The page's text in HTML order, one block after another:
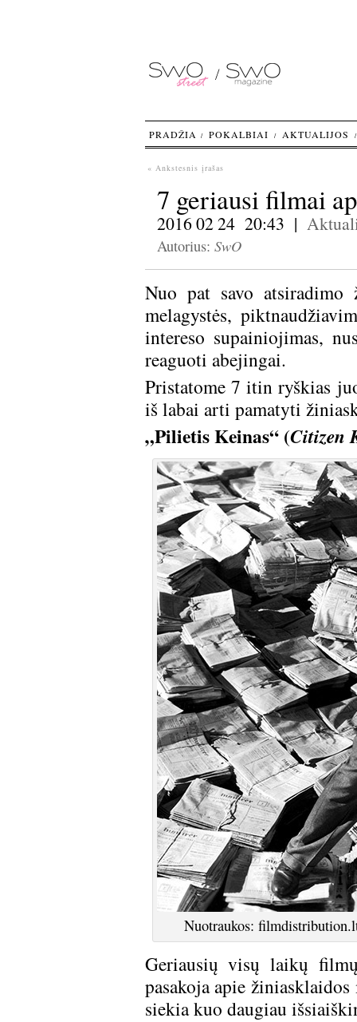
« Ankstesnis įrašas
7 geriausi filmai
2016 02 24 20:43 |
Autorius: SwO
Nuo pat savo
melagystės,
intereso supainiojimas,
reaguoti abejingai.
Pristatome 7 itin ryškias
iš labai arti pamatyti
„Pilietis Keinas“ (Citizen
Nuotraukos:
Geriausių visų laikų
pasakoja apie
siekia kuo daugiau
PRADŽIA POKALBIAI AKTUALIJOS